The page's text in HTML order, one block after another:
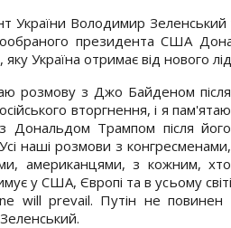
України Володимир Зеленський
президента США
яку Україна отримає від нового
розмову з Джо Байденом після
вторгнення, і я пам'ятаю
Дональдом Трампом після його
наші розмови з конгресменами,
американцями, з кожним, хто
у США, Європі та в усьому
will prevail. Путін не повинен